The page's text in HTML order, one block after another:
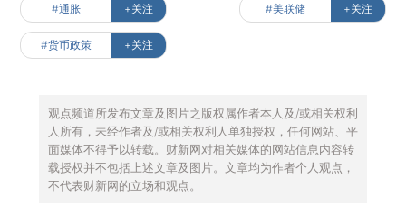
#通胀 +关注 #美联储 +关注
#货币政策 +关注
观点频道所发布文章及图片之版权属作者本人及/或相关权利
人所有，未经作者及/或相关权利人单独授权，任何网站、平
面媒体不得予以转载。财新网对相关媒体的网站信息内容转
载授权并不包括上述文章及图片。文章均为作者个人观点，
不代表财新网的立场和观点。